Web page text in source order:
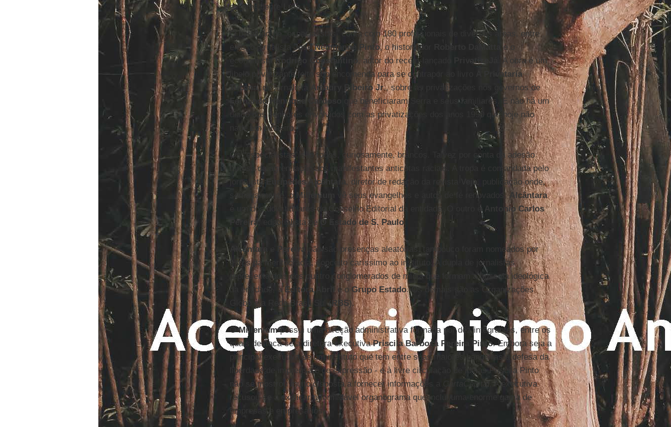
ex-presidente
Lula.
O batalhão de “especialistas” conta com 180 profissionais de diversas áreas, entre
eles, o jornalista José Nêumanne Pinto, o historiador Roberto DaMatta e o
economista
Rodrigo Constantino , autor do recém-lançado PrivatizeJá
. A obra é um
libelo privatizante feito sob encomenda para se contrapor ao livro
A Privataría
Tucana, do jornalista Amaury Ribeiro Jr., sobre as privatizações nos governos de
Fernando Henrique Cardoso
que beneficiaram Serra e seus familiares. E não há um
único dos senhores envolvidos com as privatizações dos anos 1990 que hoje não
nade em dinheiro.
Os “especialistas” são todos, curiosamente, brancos. Talvez por conta da adesão
furiosa da agremiação aos manifestantes anticotas raciais. A tropa é comandada pelo
jornalista
Eurípedes Alcântara, diretor de redação da revista Veja, publicação onde,
semanalmente, o
Millenium vê seus evangelhos e autos de fé renovados. Alcântara
é um dos dois titulares do Conselho Editorial da entidade. O outro é
Antonio Carlos
Pereira, editorialista de O Estado de S. Paulo.
Alcântara Pereira
não são presenças aleatórias, tampouco foram nomeados por
filtros da meritocracia, conceito caríssimo ao instituto. A dupla de jornalistas
representa dois dos quatro conglomerados de mídia que formam a bússola ideológica
da entidade, aEditora Abril e o Grupo Estado. Os demais são as Organizações
Globo e a Rede Brasil Sul (RBS).
OMilleniumpossui uma direção administrativa formada por dez integrantes, entre os
quais destaca-se a diretora-executivaPriscila Barbosa Pereira Pinto. Embora seja a
principal executiva de um instituto que tem entre suas maiores bandeiras a defesa da
liberdade de imprensa e de expressão - e à livre circulação de ideias Priscila Pinto
não se mostrou muito disposta a fornecer informações a
CartaCapital. A executiva
recusou-se a explicar o formidável organograma que inclui uma enorme gama de
empresas e empresários.